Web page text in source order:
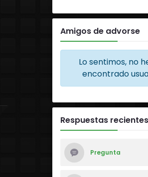
Amigos de advorse
Lo sentimos, no
encontrado
Respuestas recientes
Pregunta